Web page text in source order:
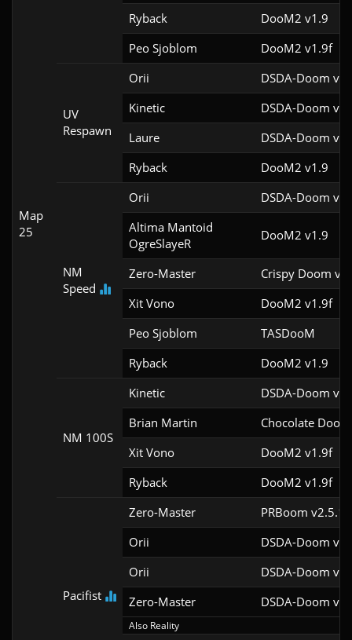
Map
25
Ryback
DooM2 v1.9
Peo Sjoblom
DooM2 v1.9f
UV
Respawn
Orii
DSDA-Doom
Kinetic
DSDA-Doom
Laure
DSDA-Doom
Ryback
DooM2 v1.9
NM
Speed
Orii
DSDA-Doom
Altima Mantoid
OgreSlayeR
DooM2 v1.9
Zero-Master
Crispy Doom
Xit Vono
DooM2 v1.9f
Peo Sjoblom
TASDooM
Ryback
DooM2 v1.9
NM 100S
Kinetic
DSDA-Doom
Brian Martin
Chocolate
Xit Vono
DooM2 v1.9f
Ryback
DooM2 v1.9f
Pacifist
Zero-Master
PRBoom
Orii
DSDA-Doom
Orii
DSDA-Doom
Zero-Master
DSDA-Doom
Also Reality